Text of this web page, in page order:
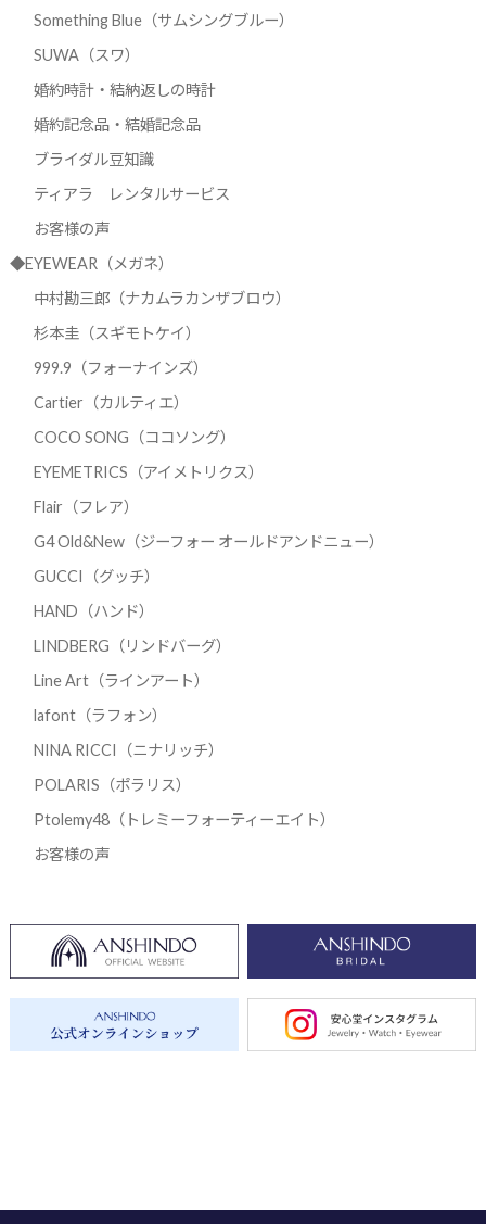
Something Blue（サムシングブルー）
SUWA（スワ）
婚約時計・結納返しの時計
婚約記念品・結婚記念品
ブライダル豆知識
ティアラ レンタルサービス
お客様の声
◆EYEWEAR（メガネ）
中村勘三郎（ナカムラカンザブロウ）
杉本圭（スギモトケイ）
999.9（フォーナインズ）
Cartier（カルティエ）
COCO SONG（ココソング）
EYEMETRICS（アイメトリクス）
Flair（フレア）
G4 Old&New（ジーフォー オールドアンドニュー）
GUCCI（グッチ）
HAND（ハンド）
LINDBERG（リンドバーグ）
Line Art（ラインアート）
lafont（ラフォン）
NINA RICCI（ニナリッチ）
POLARIS（ポラリス）
Ptolemy48（トレミーフォーティーエイト）
お客様の声